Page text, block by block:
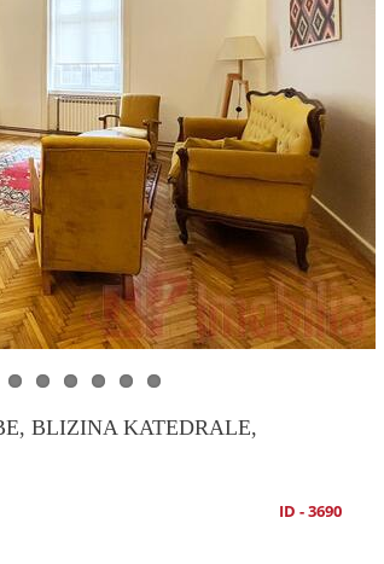
BLIZINA KATEDRALE,
ID - 3690